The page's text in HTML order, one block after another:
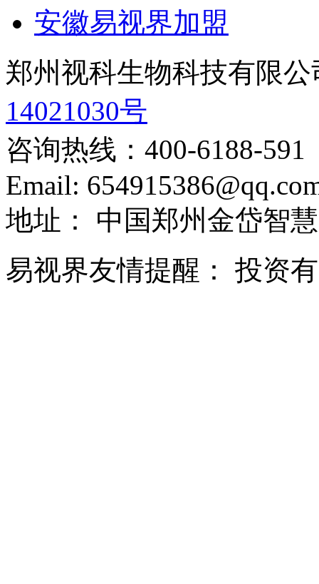
安徽易视界加盟
郑州视科生物科技有限
14021030号
咨询热线： 400-6188-591
Email:
地址：
中国郑州金岱智
易视界友情提醒：
投资